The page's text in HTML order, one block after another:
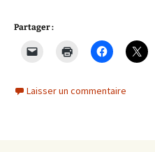
Partager :
Laisser un commentaire